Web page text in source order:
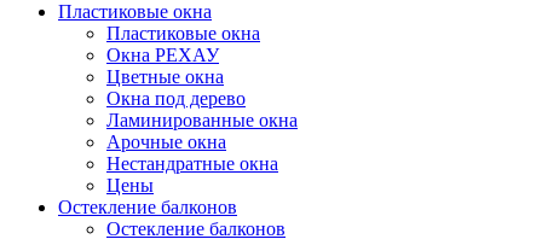
Пластиковые окна
Пластиковые окна
Окна РЕХАУ
Цветные окна
Окна под дерево
Ламинированные окна
Арочные окна
Нестандратные окна
Цены
Остекление балконов
Остекление балконов